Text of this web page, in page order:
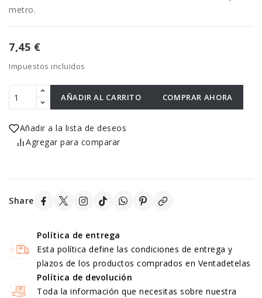
metro.
7,45 €
Impuestos incluidos
AÑADIR AL CARRITO COMPRAR AHORA
Añadir a la lista de deseos
Agregar para comparar
Share
Política de entrega
Esta política define las condiciones de entrega y
plazos de los productos comprados en Ventadetelas
Política de devolución
Toda la información que necesitas sobre nuestra